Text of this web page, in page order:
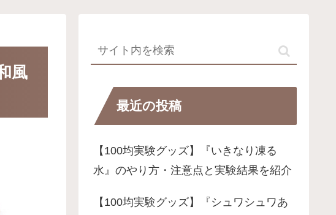
風
最近の投稿
【100均実験グッズ】『いきなり凍る
水』のやり方・注意点と実験結果を紹介
【100均実験グッズ】『シュワシュワあ